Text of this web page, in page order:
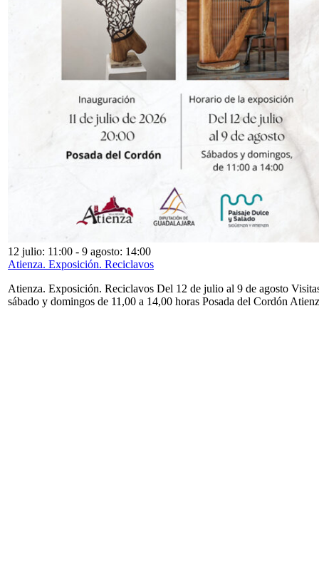
12 julio: 11:00 - 9 agosto: 14:00
Atienza. Exposición. Reciclavos
Atienza. Exposición. Reciclavos Del 12 de julio al 9 de agosto
sábado y domingos de 11,00 a 14,00 horas Posada del Cordón